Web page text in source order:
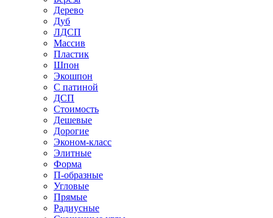
Дерево
Дуб
ЛДСП
Массив
Пластик
Шпон
Экошпон
С патиной
ДСП
Стоимость
Дешевые
Дорогие
Эконом-класс
Элитные
Форма
П-образные
Угловые
Прямые
Радиусные